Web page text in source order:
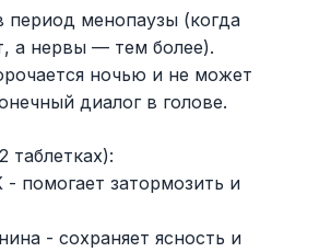
менопаузы (когда
а нервы — тем более).
ночью и не может
диалог в голове.
таблетках):
помогает затормозить и
- сохраняет ясность и